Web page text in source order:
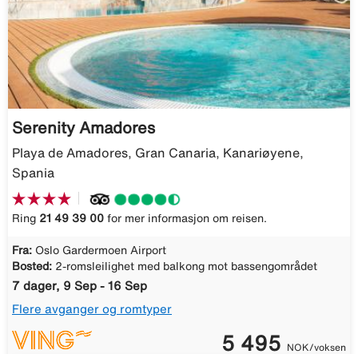
Serenity Amadores
Playa de Amadores, Gran Canaria, Kanariøyene,
Spania
Ring 21 49 39 00 for mer informasjon om reisen.
Fra: Oslo Gardermoen Airport
Bosted: 2-romsleilighet med balkong mot bassengområdet
7 dager, 9 Sep - 16 Sep
Flere avganger og romtyper
5 495 NOK/voksen